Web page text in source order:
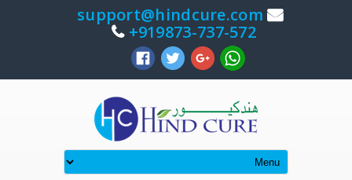
support@hindcure.com
919873-737-572+